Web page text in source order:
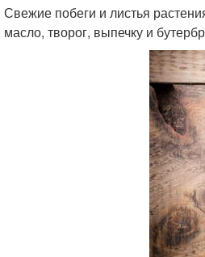
Свежие побеги и листья
масло, творог, выпечку и